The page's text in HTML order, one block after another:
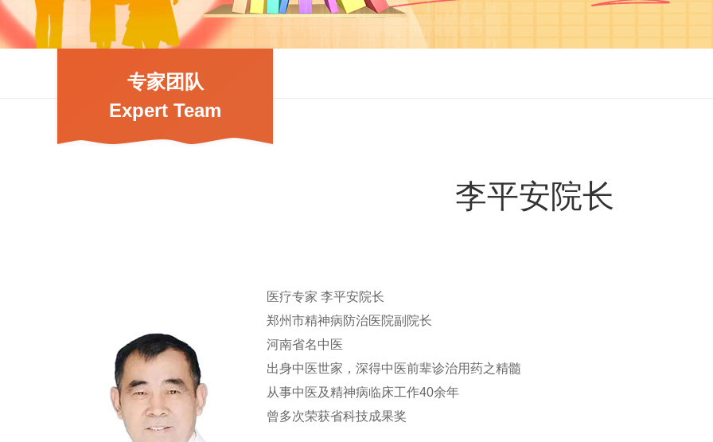
专家团队
Expert Team
李平安院长
医疗专家 李平安院长
郑州市精神病防治医院副院长
河南省名中医
出身中医世家，深得中医前辈诊治用药之精髓
从事中医及精神病临床工作40余年
曾多次荣获省科技成果奖